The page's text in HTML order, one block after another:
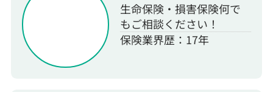
生命保険・損害保険何で
もご相談ください！
保険業界歴：17年